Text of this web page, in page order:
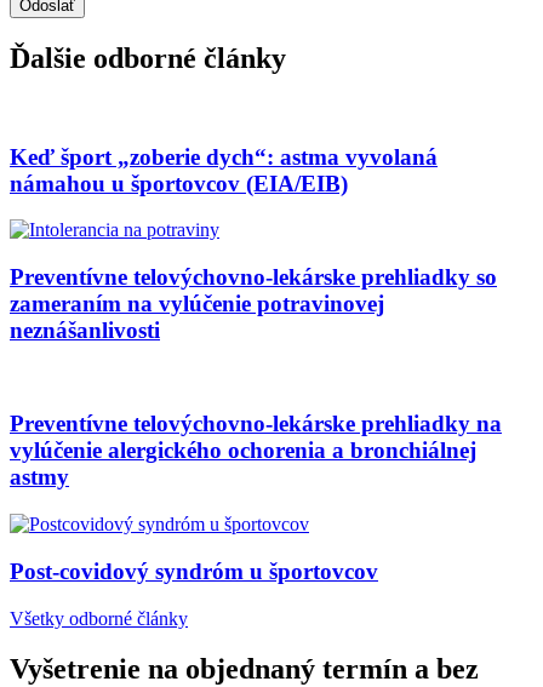
Ďalšie odborné články
Keď šport „zoberie dych“: astma vyvolaná
námahou u športovcov (EIA/EIB)
Preventívne telovýchovno-lekárske prehliadky so
zameraním na vylúčenie potravinovej
neznášanlivosti
Preventívne telovýchovno-lekárske prehliadky na
vylúčenie alergického ochorenia a bronchiálnej
astmy
Post-covidový syndróm u športovcov
Všetky odborné články
Vyšetrenie na objednaný termín a bez